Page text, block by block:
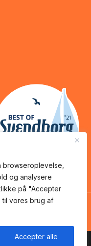
og analysere
på "Accepter
til vores brug af
Accepter alle
byNemBestil ApS